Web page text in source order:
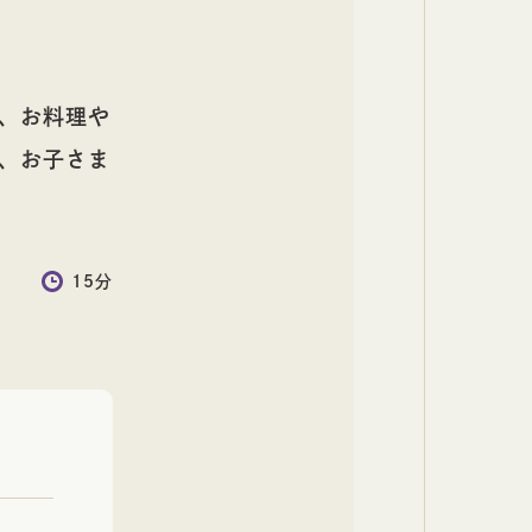
お料理や
お子さま
15分